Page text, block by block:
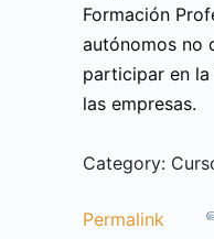
Formación
autónomos no
participar en
las empresas.
Category:
Permalink